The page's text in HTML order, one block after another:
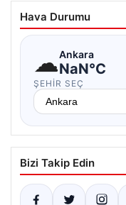
Hava Durumu
☁Ankara
NaN°C
ŞEHIR SEÇ
Bizi Takip Edin